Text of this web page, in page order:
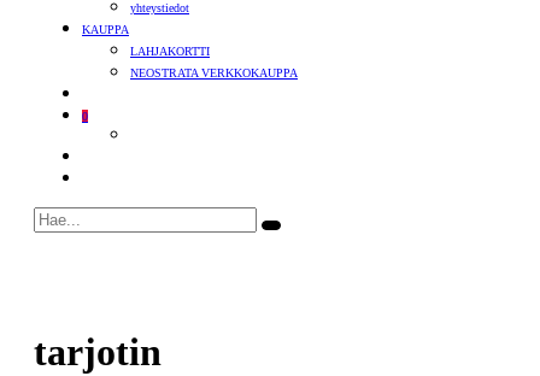
yhteystiedot
KAUPPA
LAHJAKORTTI
NEOSTRATA VERKKOKAUPPA
0
tarjotin